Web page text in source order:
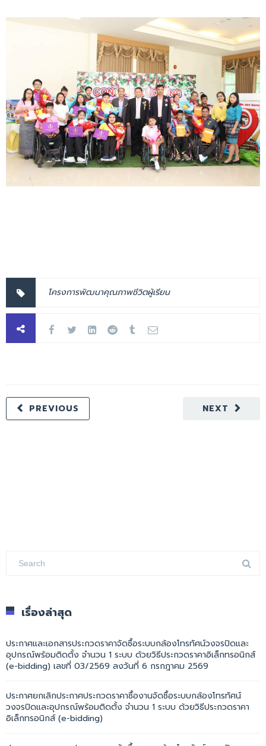
โครงการพัฒนาคุณภาพชีวิตผู้เรียน
NEXT
PREVIOUS
เรื่องล่าสุด
ประกาศและเอกสารประกวดราคาจัดซื้อระบบกล้องโทรทัศน์วงจรปิดและ
อุปกรณ์พร้อมติดตั้ง จำนวน 1 ระบบ ด้วยวิธีประกวดราคาอิเล็กทรอนิกส์
(e-bidding) เลขที่ 03/2569 ลงวันที่ 6 กรกฎาคม 2569
ประกาศยกเลิกประกาศประกวดราคาซื้องานจัดซื้อระบบกล้องโทรทัศน์
วงจรปิดและอุปกรณ์พร้อมติดตั้ง จำนวน 1 ระบบ ด้วยวิธีประกวดราคา
อิเล็กทรอนิกส์ (e-bidding)